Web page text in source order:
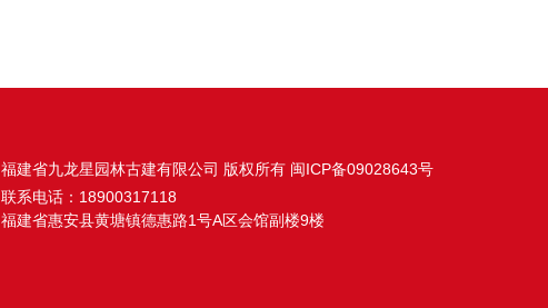
福建省九龙星园林古建有限公司 版权所有 闽ICP备09028643号
联系电话： 18900317118
福建省惠安县黄塘镇德惠路1号A区会馆副楼9楼